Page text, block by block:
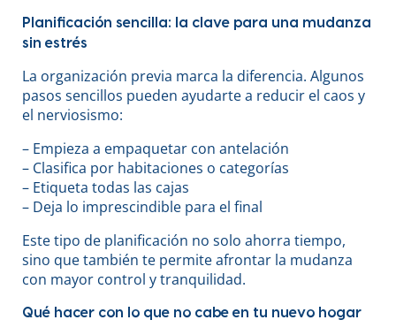
Planificación sencilla: la clave para una mudanza
sin estrés
La organización previa marca la diferencia. Algunos
pasos sencillos pueden ayudarte a reducir el caos y
el nerviosismo:
– Empieza a empaquetar con antelación
– Clasifica por habitaciones o categorías
– Etiqueta todas las cajas
– Deja lo imprescindible para el final
Este tipo de planificación no solo ahorra tiempo,
sino que también te permite afrontar la mudanza
con mayor control y tranquilidad.
Qué hacer con lo que no cabe en tu nuevo hogar